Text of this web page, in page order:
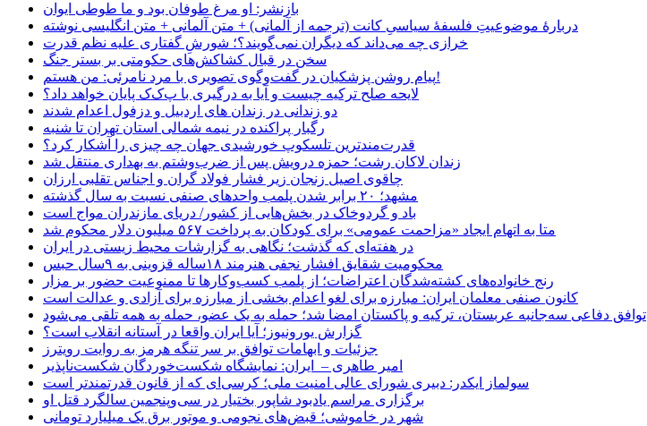
بازنشر: او مرغ طوفان بود و ما طوطی ایوان
دربارهٔ موضوعیتِ فلسفهٔ سیاسیِ کانت (ترجمه از آلمانی) + متن آلمانی + متن انگلیسی نوشته
خرازی چه می‌داند که دیگران نمی‌گویند؟؛ شورشِ گفتاری علیه نظم قدرت
سخن در قبال کشاکش‌های حکومتی بر بستر جنگ
پیام روشن پزشکیان در گفت‌و‌گوی تصویری با مرد نامرئی: من هستم!
لایحه صلح ترکیه چیست و آیا به درگیری با پ‌ک‌ک پایان خواهد داد؟
دو زندانی در زندان های اردبیل و دزفول اعدام شدند
رگبار پراکنده در نیمه شمالی استان تهران تا شنبه
قدرت‌مندترین تلسکوپ خورشیدی جهان چه چیزی را آشکار کرد؟
زندان لاکان رشت؛ حمزه درویش پس از ضرب‌وشتم به بهداری منتقل شد
چاقوی اصیل زنجان زیر فشار فولاد گران و اجناس تقلبی ارزان
مشهد؛ ۲۰ برابر شدن پلمب واحدهای صنفی نسبت به سال گذشته
باد و گردوخاک در بخش‌هایی از کشور/ دریای مازندران مواج است
متا به اتهام ایجاد «مزاحمت عمومی» برای کودکان به پرداخت ۵۶۷ میلیون دلار محکوم شد
در هفته‌ای که گذشت؛ نگاهی به گزارشات محیط زیستی در ایران
محکومیت شقایق افشار نجفی هنرمند ۱۸ساله قزوینی به ۹سال حبس
رنج خانواده‌های کشته‌شدگان اعتراضات؛ از پلمب کسب‌وکارها تا ممنوعیت حضور بر مزار
کانون صنفی معلمان ایران: مبارزه برای لغو اعدام بخشی از مبارزه برای آزادی و عدالت است
توافق دفاعی سه‌جانبه عربستان، ترکیه و پاکستان امضا شد؛ حمله به یک عضو، حمله به همه تلقی می‌شود
گزارش یورونیوز؛ آیا ایران واقعا در آستانه انقلاب است؟
جزئیات و ابهامات توافق بر سر تنگه هرمز به روایت رویترز
امیر طاهری – ایران: نمایشگاه شکست‌خوردگان شکست‌ناپذیر
سولماز ایکدر: دبیری شورای عالی امنیت ملی؛ کرسی‌ای که از قانون قدرتمندتر است
برگزاری مراسم یادبود شاپور بختیار در سی‌وپنجمین سالگرد قتل او
شهر در خاموشی؛ قبض‌های نجومی و موتور برق یک میلیارد تومانی